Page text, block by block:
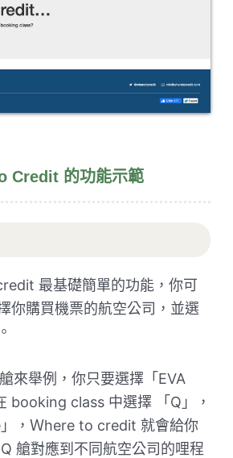
Credit 的功能示範
最基礎簡單的功能，你可
你購買機票的航空公司，並選
來舉例，你只要選擇「EVA
booking class 中選擇 「Q」，
，Ｗhere to credit 就會給你
艙對應到不同航空公司的哩程